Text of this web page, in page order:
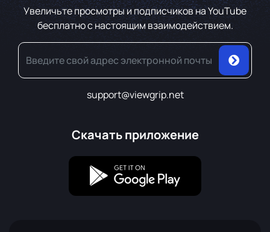
Увеличьте просмотры и подписчиков на YouTube
бесплатно с настоящим взаимодействием.
support@viewgrip.net
Скачать приложение